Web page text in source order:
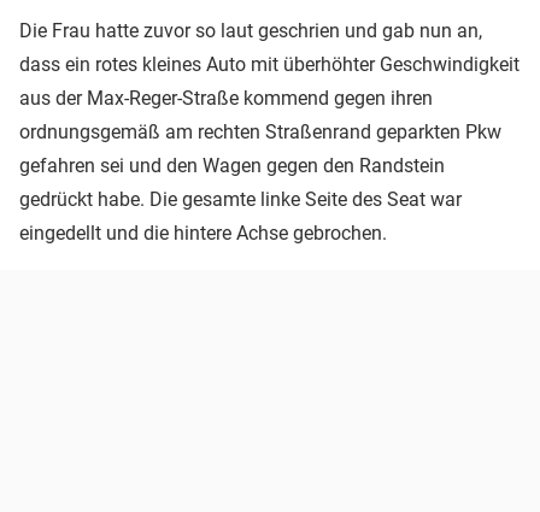
Die Frau hatte zuvor so laut geschrien und gab nun an,
dass ein rotes kleines Auto mit überhöhter Geschwindigkeit
aus der Max-Reger-Straße kommend gegen ihren
ordnungsgemäß am rechten Straßenrand geparkten Pkw
gefahren sei und den Wagen gegen den Randstein
gedrückt habe. Die gesamte linke Seite des Seat war
eingedellt und die hintere Achse gebrochen.